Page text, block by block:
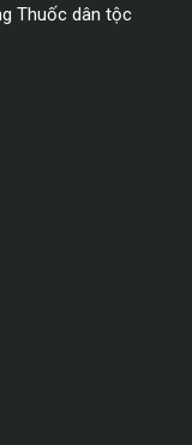
Thuốc dân tộc